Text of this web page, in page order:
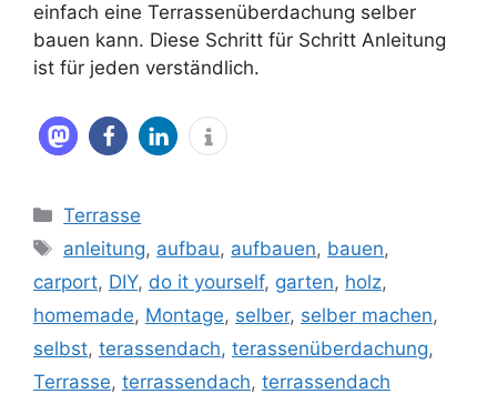
einfach eine Terrassenüberdachung selber
bauen kann. Diese Schritt für Schritt Anleitung
ist für jeden verständlich.
Kategorien
Terrasse
Schlagwörter
anleitung, aufbau, aufbauen, bauen,
carport, DIY, do it yourself, garten, holz,
homemade, Montage, selber, selber machen,
selbst, terassendach, terassenüberdachung,
Terrasse, terrassendach, terrassendach